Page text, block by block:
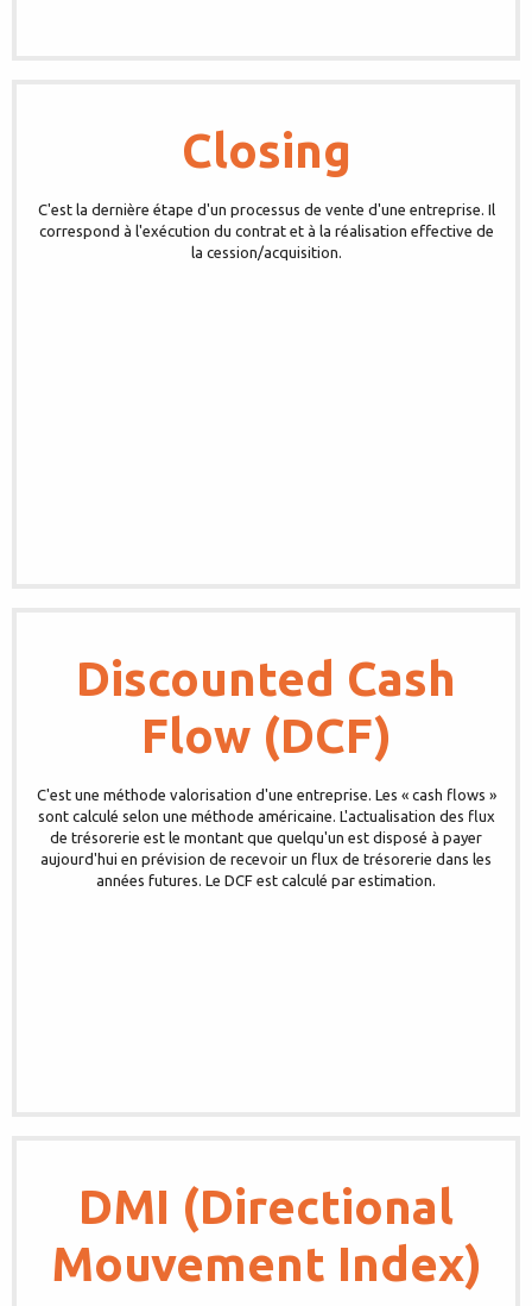
Closing
C'est la dernière étape d'un processus de vente d'une entreprise. Il
correspond à l'exécution du contrat et à la réalisation effective de
la cession/acquisition.
Discounted Cash
Flow (DCF)
C'est une méthode valorisation d'une entreprise. Les « cash flows »
sont calculé selon une méthode américaine. L'actualisation des flux
de trésorerie est le montant que quelqu'un est disposé à payer
aujourd'hui en prévision de recevoir un flux de trésorerie dans les
années futures. Le DCF est calculé par estimation.
DMI (Directional
Mouvement Index)